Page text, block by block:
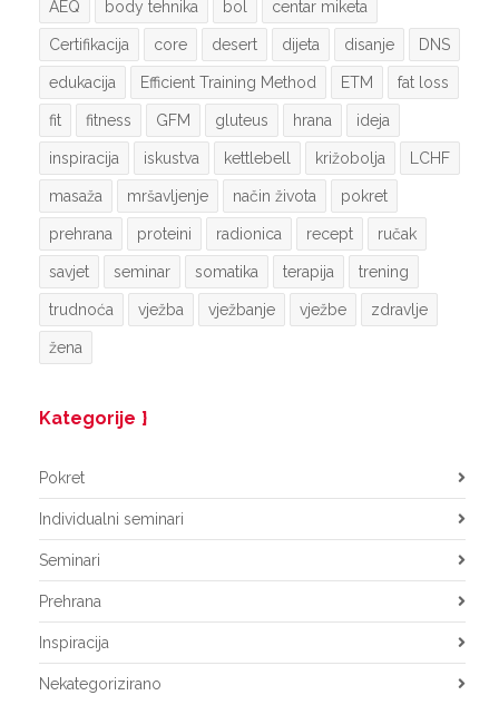
AEQ body tehnika bol centar miketa
Certifikacija core desert dijeta disanje DNS
edukacija Efficient Training Method ETM fat loss
fit fitness GFM gluteus hrana ideja
inspiracija iskustva kettlebell križobolja LCHF
masaža mršavljenje način života pokret
prehrana proteini radionica recept ručak
savjet seminar somatika terapija trening
trudnoća vježba vježbanje vježbe zdravlje
žena
Kategorije
Pokret
Individualni seminari
Seminari
Prehrana
Inspiracija
Nekategorizirano